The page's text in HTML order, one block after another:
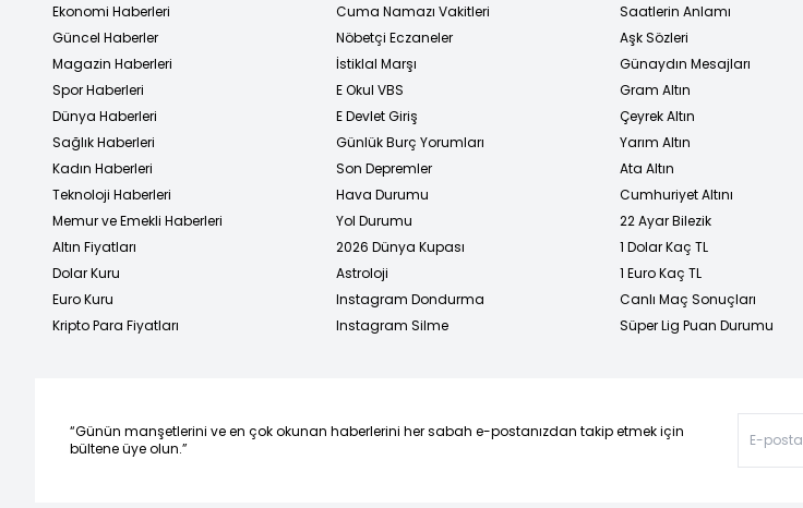
Ekonomi Haberleri
Güncel Haberler
Magazin Haberleri
Spor Haberleri
Dünya Haberleri
Sağlık Haberleri
Kadın Haberleri
Teknoloji Haberleri
Memur ve Emekli Haberleri
Altın Fiyatları
Dolar Kuru
Euro Kuru
Kripto Para Fiyatları
Cuma Namazı Vakitleri
Nöbetçi Eczaneler
İstiklal Marşı
E Okul VBS
E Devlet Giriş
Günlük Burç Yorumları
Son Depremler
Hava Durumu
Yol Durumu
2026 Dünya Kupası
Astroloji
Instagram Dondurma
Instagram Silme
Saatlerin Anlamı
Aşk Sözleri
Günaydın Mesajları
Gram Altın
Çeyrek Altın
Yarım Altın
Ata Altın
Cumhuriyet Altını
22 Ayar Bilezik
1 Dolar Kaç TL
1 Euro Kaç TL
Canlı Maç Sonuçları
Süper Lig Puan Durumu
“Günün manşetlerini ve en çok okunan haberlerini her sabah e-postanızdan takip etmek için
bültene üye olun.”